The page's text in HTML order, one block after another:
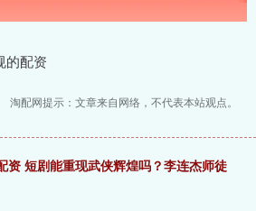
的配资
淘配网提示：文章来自网络，不代表本站观点。
资 短剧能重现武侠辉煌吗？李连杰师徒